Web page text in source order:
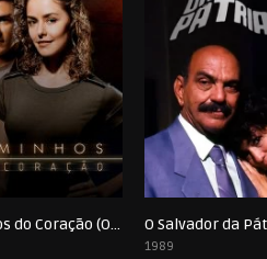
0Caminhos do Coração (Os Mutantes 1) O Salvador da
1989